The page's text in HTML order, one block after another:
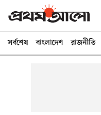
সর্বশেষ বাংলাদেশ রাজনীতি